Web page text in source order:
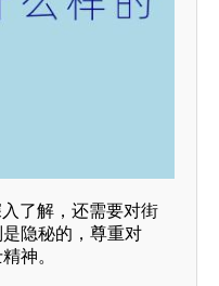
了解，还需要对街
隐秘的，尊重对
神。